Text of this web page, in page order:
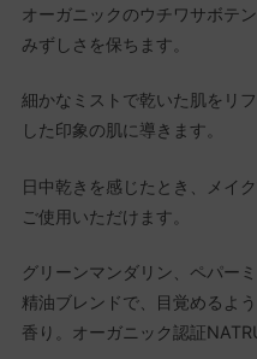
オーガニックのウチワサボテ
みずしさを保ちます。
細かなミストで乾いた肌をリ
した印象の肌に導きます。
日中乾きを感じたとき、メイ
ご使用いただけます。
グリーンマンダリン、ペパー
精油ブレンドで、目覚めるよ
香り。オーガニック認証